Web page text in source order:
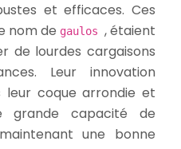
et efficaces. Ces
nom de gaulos , étaient
de lourdes cargaisons
Leur innovation
leur coque arrondie et
grande capacité de
une bonne